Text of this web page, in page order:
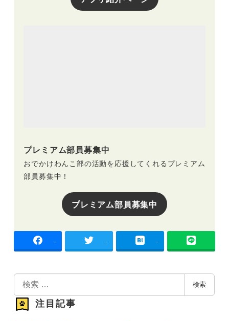
プレミアム部員募集中
おでかけわんこ部の活動を応援してくれるプレミアム
部員募集中！
プレミアム部員募集中
- - -
検
索
検索
注目記事